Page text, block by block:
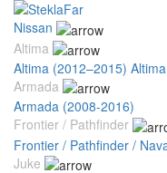
Nissan
Altima
Altima (2012–2015)
Armada
Armada (2008-2016)
Frontier / Pathfinder
Frontier / Pathfinder /
Juke